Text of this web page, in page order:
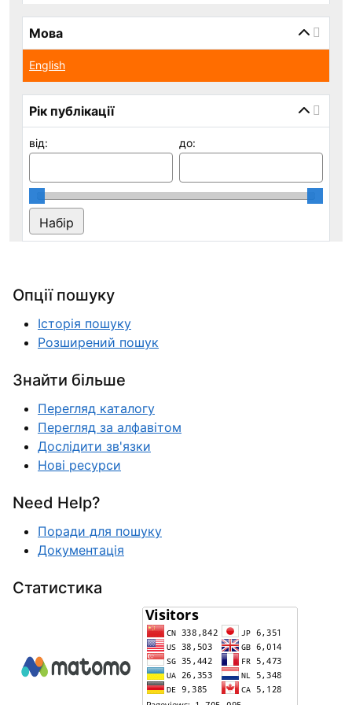
Мова
English
Рік публікації
від: до:
Опції пошуку
Історія пошуку
Розширений пошук
Знайти більше
Перегляд каталогу
Перегляд за алфавітом
Дослідити зв'язки
Нові ресурси
Need Help?
Поради для пошуку
Документація
Статистика